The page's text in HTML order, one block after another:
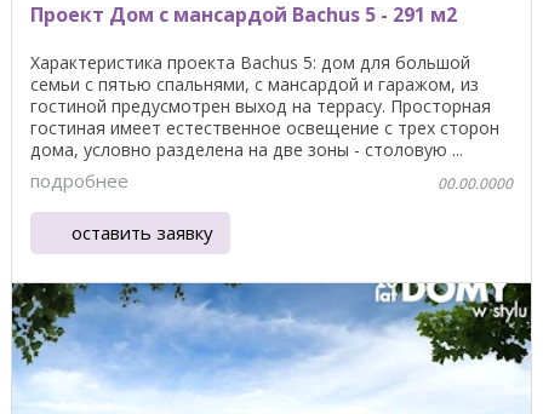
Проект Дом с мансардой Bachus 5 - 291 м2
Характеристика проекта Bachus 5: дом для большой
семьи с пятью спальнями, с мансардой и гаражом, из
гостиной предусмотрен выход на террасу. Просторная
гостиная имеет естественное освещение с трех сторон
дома, условно разделена на две зоны - столовую ...
подробнее 00.00.0000
оставить заявку